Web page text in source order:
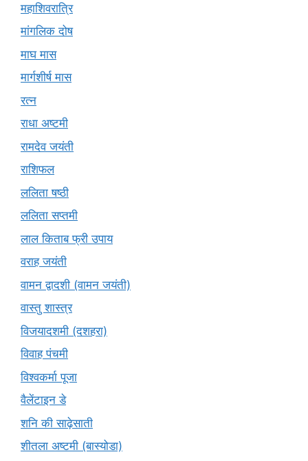
महाशिवरात्रि
मांगलिक दोष
माघ मास
मार्गशीर्ष मास
रत्न
राधा अष्टमी
रामदेव जयंती
राशिफल
ललिता षष्ठी
ललिता सप्तमी
लाल किताब फ्री उपाय
वराह जयंती
वामन द्वादशी (वामन जयंती)
वास्तु शास्त्र
विजयादशमी (दशहरा)
विवाह पंचमी
विश्वकर्मा पूजा
वैलेंटाइन डे
शनि की साढ़ेसाती
शीतला अष्टमी (बास्योडा)